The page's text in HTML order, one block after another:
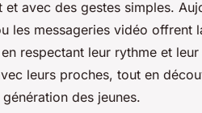
et avec des gestes simples.
les messageries vidéo offrent
respectant leur rythme et
leurs proches, tout en
des jeunes.